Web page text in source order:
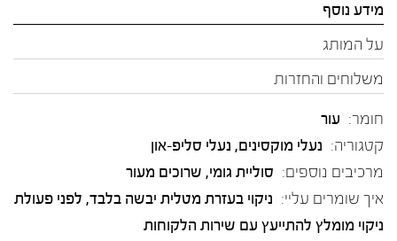
מידע נוסף
על המותג
משלוחים והחזרות
חומר: עור
קטגוריה: נעלי מוקסינים, נעלי סליפ-און
מרכיבים נוספים: סוליית גומי, שרוכים מעור
איך שומרים עליי: ניקוי בעזרת מטלית יבשה בלבד, לפני פעולת
ניקוי מומלץ להתייעץ עם שירות הלקוחות